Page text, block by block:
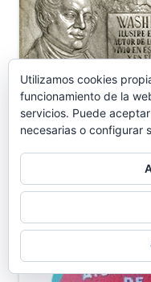
CASETAS DE PLAYA LA
Utilizamos cookies
funcionamiento de la
servicios. Puede
necesarias o configurar